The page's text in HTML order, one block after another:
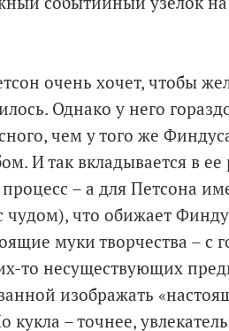
очень хочет, чтобы
Однако у него
чем у того же
И так вкладывается в
– а для Петсона
что обижает
муки творчества – с
несуществующих
изображать
– точнее,